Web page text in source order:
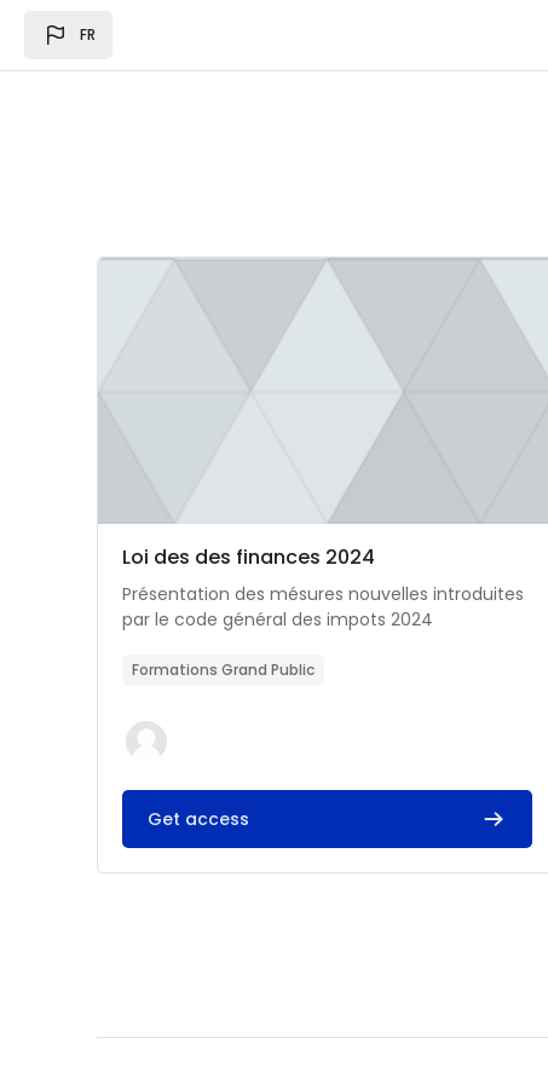
FR
Image du cours Loi des des finances 2024
Catégorie de cours
Nom du cours
Loi des des finances 2024
Résumé du cours :
Présentation des mésures nouvelles introduites
par le code général des impots 2024
Formations Grand Public
Get access